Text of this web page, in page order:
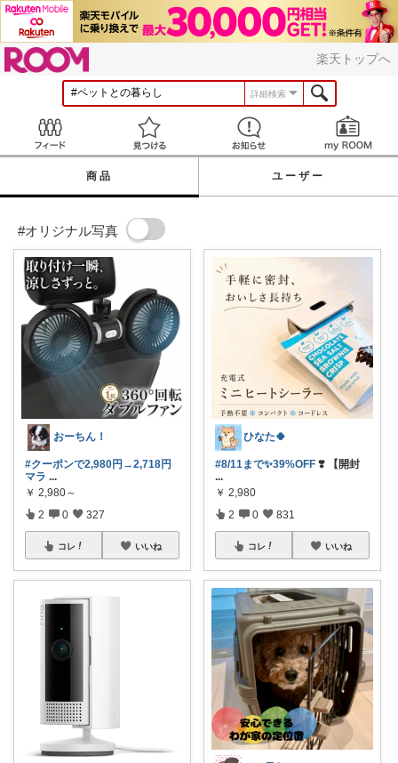
楽天トップへ
詳細検索
見つける お知らせ
商品 ユーザー
#オリジナル写真
おーちん！
#クーポンで2,980円→2,718円
マラ ...
￥ 2,980～
2 0 327
コレ いいね
ひなた🍀
#8/11まで✨39%OFF ❣️ 【開封
...
￥ 2,980
2 0 831
コレ いいね